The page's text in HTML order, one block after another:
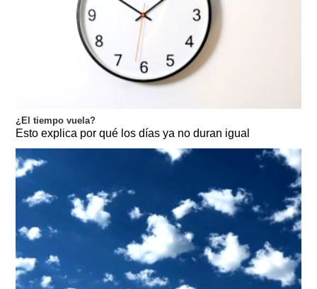
¿El tiempo vuela?
Esto explica por qué los días ya no duran igual